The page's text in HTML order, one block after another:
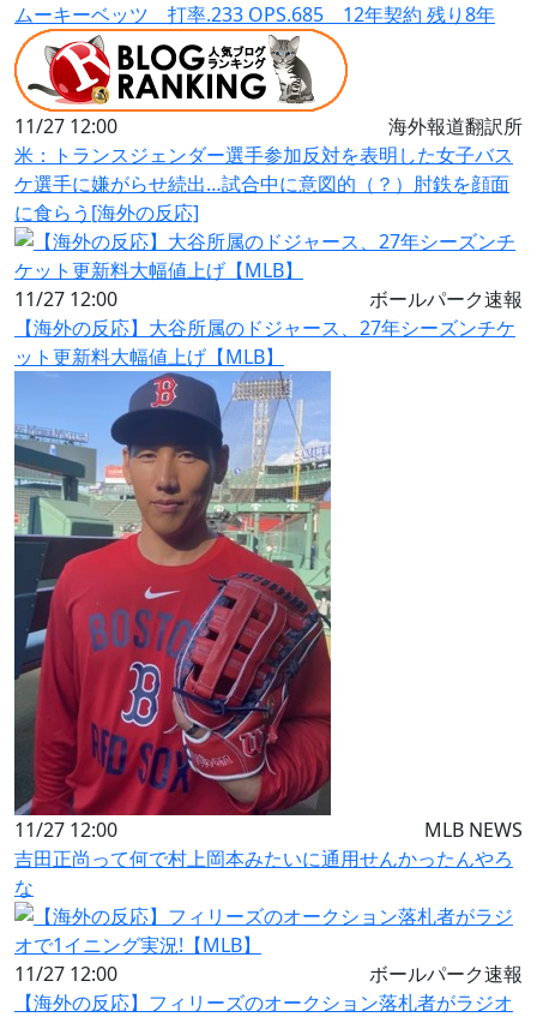
ムーキーベッツ 打率.233 OPS.685 12年契約 残り8年
11/27 12:00
海外報道翻訳所
米：トランスジェンダー選手参加反対を表明した女子バス
ケ選手に嫌がらせ続出…試合中に意図的（？）肘鉄を顔面
に食らう[海外の反応]
11/27 12:00
ボールパーク速報
【海外の反応】大谷所属のドジャース、27年シーズンチケ
ット更新料大幅値上げ【MLB】
11/27 12:00
MLB NEWS
吉田正尚って何で村上岡本みたいに通用せんかったんやろ
な
11/27 12:00
ボールパーク速報
【海外の反応】フィリーズのオークション落札者がラジオ